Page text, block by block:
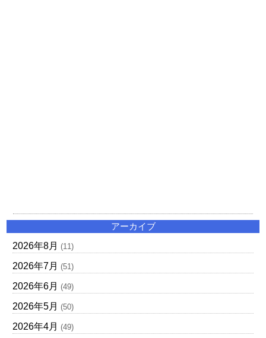
アーカイブ
2026年8月 (11)
2026年7月 (51)
2026年6月 (49)
2026年5月 (50)
2026年4月 (49)